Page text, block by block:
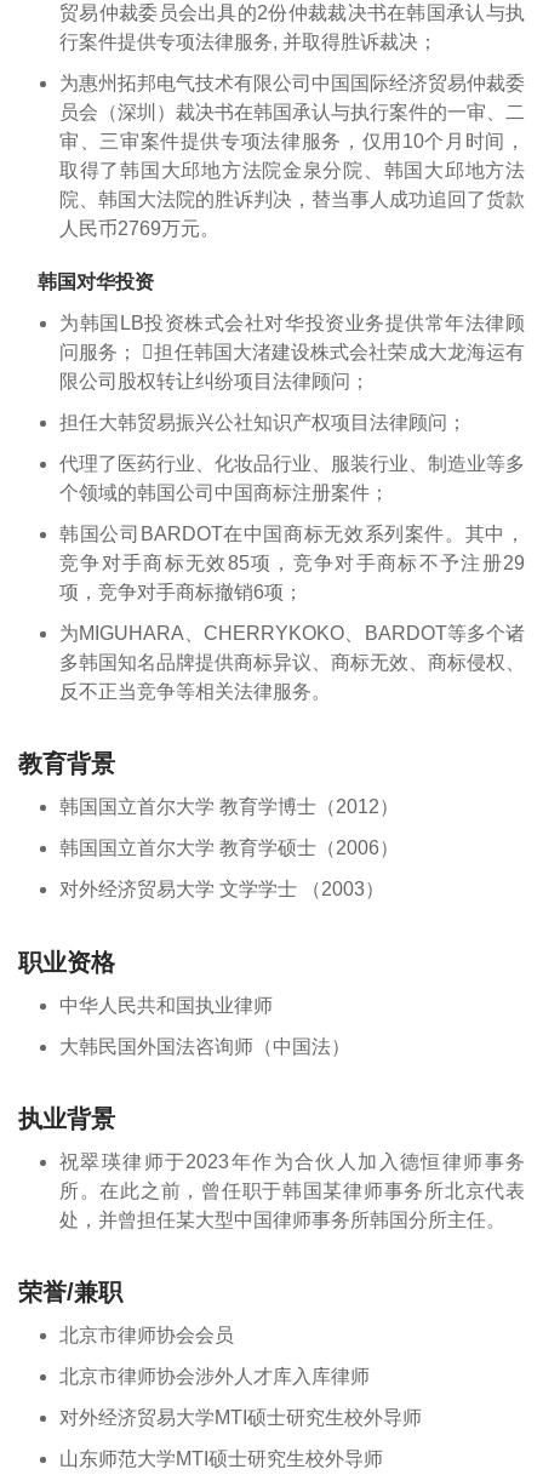
贸易仲裁委员会出具的2份仲裁裁决书在韩国承认与执
行案件提供专项法律服务, 并取得胜诉裁决；
为惠州拓邦电气技术有限公司中国国际经济贸易仲裁委
员会（深圳）裁决书在韩国承认与执行案件的一审、二
审、三审案件提供专项法律服务，仅用10个月时间，
取得了韩国大邱地方法院金泉分院、韩国大邱地方法
院、韩国大法院的胜诉判决，替当事人成功追回了货款
人民币2769万元。
韩国对华投资
为韩国LB投资株式会社对华投资业务提供常年法律顾
问服务； 担任韩国大渚建设株式会社荣成大龙海运有
限公司股权转让纠纷项目法律顾问；
担任大韩贸易振兴公社知识产权项目法律顾问；
代理了医药行业、化妆品行业、服装行业、制造业等多
个领域的韩国公司中国商标注册案件；
韩国公司BARDOT在中国商标无效系列案件。其中，
竞争对手商标无效85项，竞争对手商标不予注册29
项，竞争对手商标撤销6项；
为MIGUHARA、CHERRYKOKO、BARDOT等多个诸
多韩国知名品牌提供商标异议、商标无效、商标侵权、
反不正当竞争等相关法律服务。
教育背景
韩国国立首尔大学 教育学博士（2012）
韩国国立首尔大学 教育学硕士（2006）
对外经济贸易大学 文学学士 （2003）
职业资格
中华人民共和国执业律师
大韩民国外国法咨询师（中国法）
执业背景
祝翠瑛律师于2023年作为合伙人加入德恒律师事务
所。在此之前，曾任职于韩国某律师事务所北京代表
处，并曾担任某大型中国律师事务所韩国分所主任。
荣誉/兼职
北京市律师协会会员
北京市律师协会涉外人才库入库律师
对外经济贸易大学MTI硕士研究生校外导师
山东师范大学MTI硕士研究生校外导师